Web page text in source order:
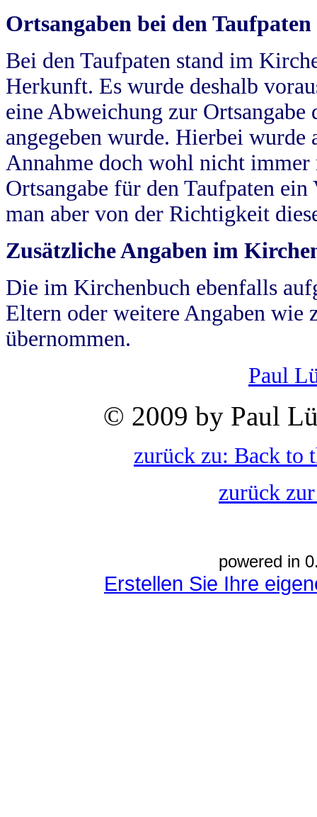
Ortsangaben bei den Taufpaten
Bei den Taufpaten stand im
Herkunft. Es wurde deshalb
eine Abweichung zur
angegeben wurde. Hierbei wurde
Annahme doch wohl nicht
Ortsangabe für den Taufpaten
man aber von der Richtigkeit
Zusätzliche Angaben im
Die im Kirchenbuch ebenfalls
Eltern oder weitere Angaben wie
übernommen.
Paul
© 2009 by Paul
zurück zu: Back to
zurück
powered in
Erstellen Sie Ihre